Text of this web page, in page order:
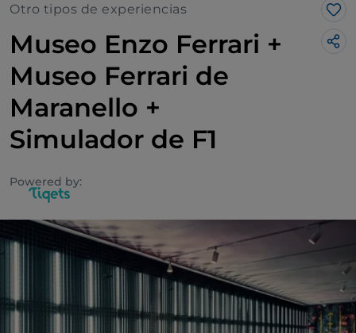
Otro tipos de experiencias
Museo Enzo Ferrari +
Museo Ferrari de
Maranello +
Simulador de F1
Powered by:
Me